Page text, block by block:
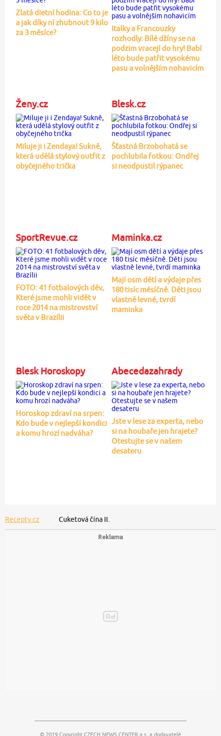
Zlatá dietní hodina: Co to je
a jak díky ní zhubnout 9 kilo
za 3 měsíce?
Italky a Francouzky
rozhodly: Bílé džíny se na
podzim vracejí do hry! Babí
léto bude patřit vysokému
pasu a volnějším nohavicím
Ženy.cz
Miluje ji i Zendaya! Sukně,
která udělá stylový outfit z
obyčejného trička
Blesk.cz
Šťastná Brzobohatá se
pochlubila fotkou: Ondřej
si neodpustil rýpanec
SportRevue.cz
FOTO: 41 fotbalových děv,
Které jsme mohli vidět v
roce 2014 na mistrovství
světa v Brazílii
Maminka.cz
Mají osm dětí a výdaje přes
180 tisíc měsíčně. Děti jsou
vlastně levné, tvrdí
maminka
Blesk Horoskopy
Horoskop zdraví na srpen:
Kdo bude v nejlepší kondici
a komu hrozí nadváha?
Abecedazahrady
Jste v lese za experta, nebo
si na houbaře jen hrajete?
Otestujte se v našem
desateru
Recepty.cz Cuketová čína II.
© 2019 Copyright CZECH NEWS CENTER a.s. a dodavatelé